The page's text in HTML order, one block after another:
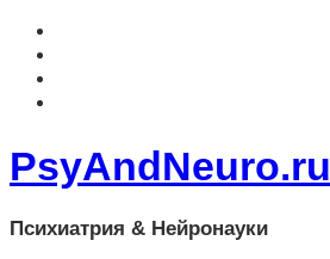
PsyAndNeuro.ru
Психиатрия & Нейронауки